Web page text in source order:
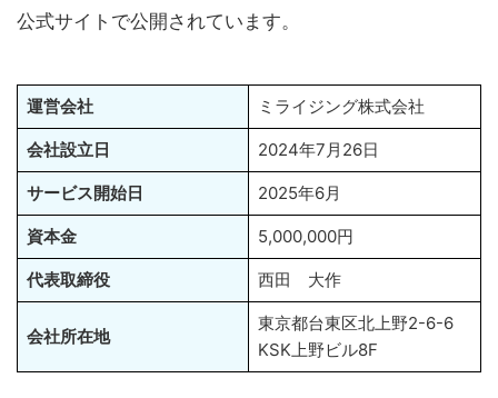
公式サイトで公開されています。
運営会社 ミライジング株式会社
会社設立日 2024年7月26日
サービス開始日 2025年6月
資本金 5,000,000円
代表取締役 西田 大作
会社所在地
東京都台東区北上野2-6-6
KSK上野ビル8F